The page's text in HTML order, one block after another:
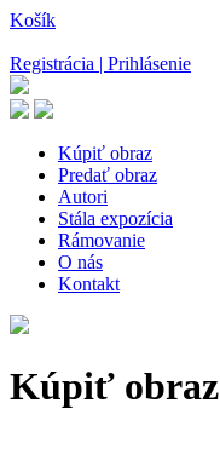
Košík
Registrácia | Prihlásenie
Kúpiť obraz
Predať obraz
Autori
Stála expozícia
Rámovanie
O nás
Kontakt
Kúpiť obraz